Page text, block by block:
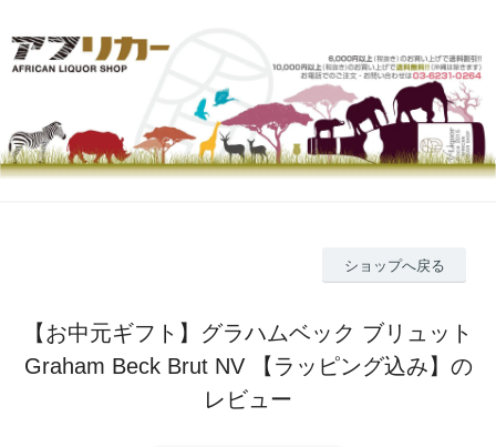
ショップへ戻る
【お中元ギフト】グラハムベック ブリュット
Graham Beck Brut NV 【ラッピング込み】の
レビュー